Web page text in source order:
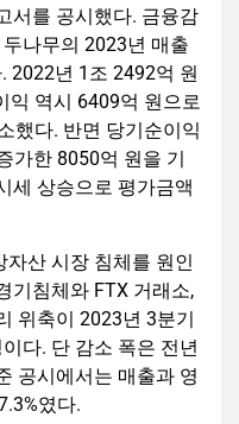
서를 공시했다. 금융감
나무의 2023년 매출
2022년 1조 2492억 원
익 역시 6409억 원으로
했다. 반면 당기순이익
가한 8050억 원을 기
세 상승으로 평가금액
산 시장 침체를 원인
기침체와 FTX 거래소,
위축이 2023년 3분기
다. 단 감소 폭은 전년
공시에서는 매출과 영
였다.